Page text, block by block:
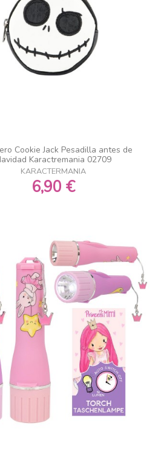
Cookie Jack Pesadilla antes de
Karactremania 02709
KARACTERMANIA
6,90 €